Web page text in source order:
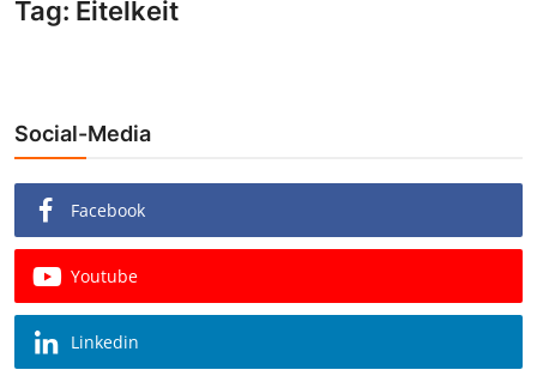
Galerie
Redaktion
Beiträge
Vorproduktion
Tag: Eitelkeit
Social-Media
Facebook
Youtube
Linkedin